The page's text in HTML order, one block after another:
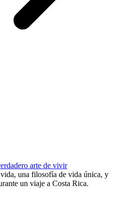
arte de vivir
una filosofía de vida única, y
un viaje a Costa Rica.